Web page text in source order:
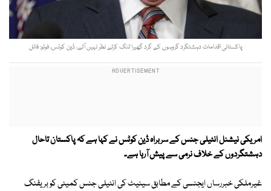
پاکستانی اقدامات دہشتگرد گروہوں کے گرد گھیرا تنگ کرتے نظر نہیں آتے، ڈین کوٹس، فوٹو: فائل
امریکی نیشنل انٹیلی جنس کے سربراہ ڈین کوٹس نے کہا ہے کہ پاکستان تاحال
دہشتگردوں کے خلاف نرمی سے پیش آرہا ہے۔
غیرملکی خبررساں ایجنسی کے مطابق سینیٹ کی انٹیلی جنس کمیٹی کو بریفنگ